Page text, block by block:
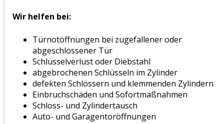
Wir helfen bei:
Türnotöffnungen bei zugefallener oder
abgeschlossener Tür
Schlüsselverlust oder Diebstahl
abgebrochenen Schlüsseln im Zylinder
defekten Schlössern und klemmenden Zylindern
Einbruchschäden und Sofortmaßnahmen
Schloss- und Zylindertausch
Auto- und Garagentoröffnungen